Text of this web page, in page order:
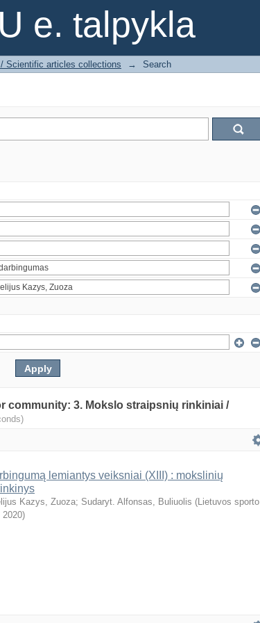
e. talpykla
Scientific articles collections → Search
community: 3. Mokslo straipsnių rinkiniai /
lemiantys veiksniai (XIII) : mokslinių
Kazys, Zuoza; Sudaryt. Alfonsas, Buliuolis (Lietuvos sporto
2020)